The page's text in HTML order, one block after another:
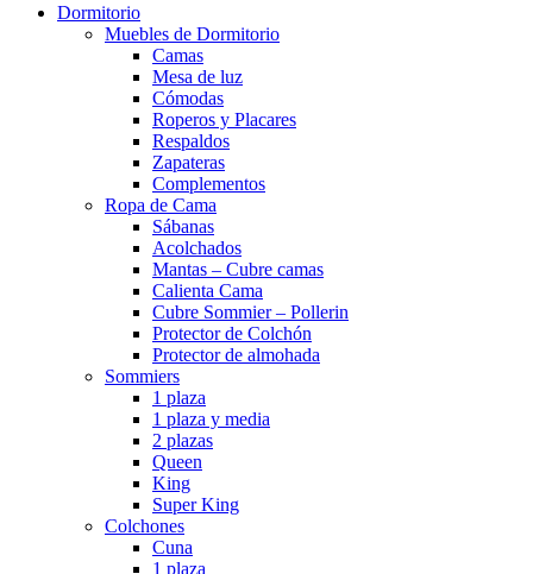
Dormitorio
Muebles de Dormitorio
Camas
Mesa de luz
Cómodas
Roperos y Placares
Respaldos
Zapateras
Complementos
Ropa de Cama
Sábanas
Acolchados
Mantas – Cubre camas
Calienta Cama
Cubre Sommier – Pollerin
Protector de Colchón
Protector de almohada
Sommiers
1 plaza
1 plaza y media
2 plazas
Queen
King
Super King
Colchones
Cuna
1 plaza